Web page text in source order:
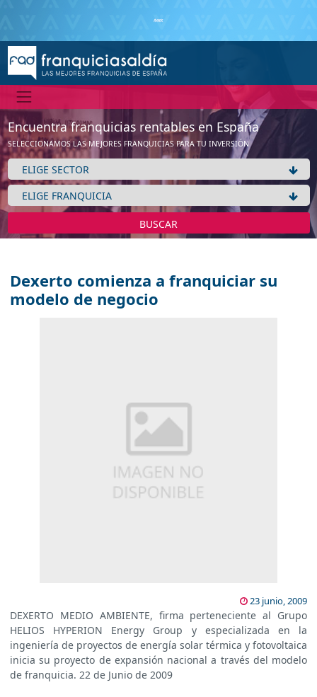
Encuentra franquicias rentables en España
SELECCIONAMOS LAS MEJORES FRANQUICIAS PARA TU INVERSIÓN
BUSCAR
Dexerto comienza a franquiciar su
modelo de negocio
23 junio, 2009
DEXERTO MEDIO AMBIENTE, firma perteneciente al Grupo
HELIOS HYPERION Energy Group y especializada en la
ingeniería de proyectos de energía solar térmica y fotovoltaica
inicia su proyecto de expansión nacional a través del modelo
de franquicia. 22 de Junio de 2009